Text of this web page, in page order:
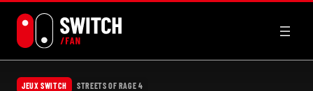
contenu
JEUX SWITCH STREETS OF RAGE 4